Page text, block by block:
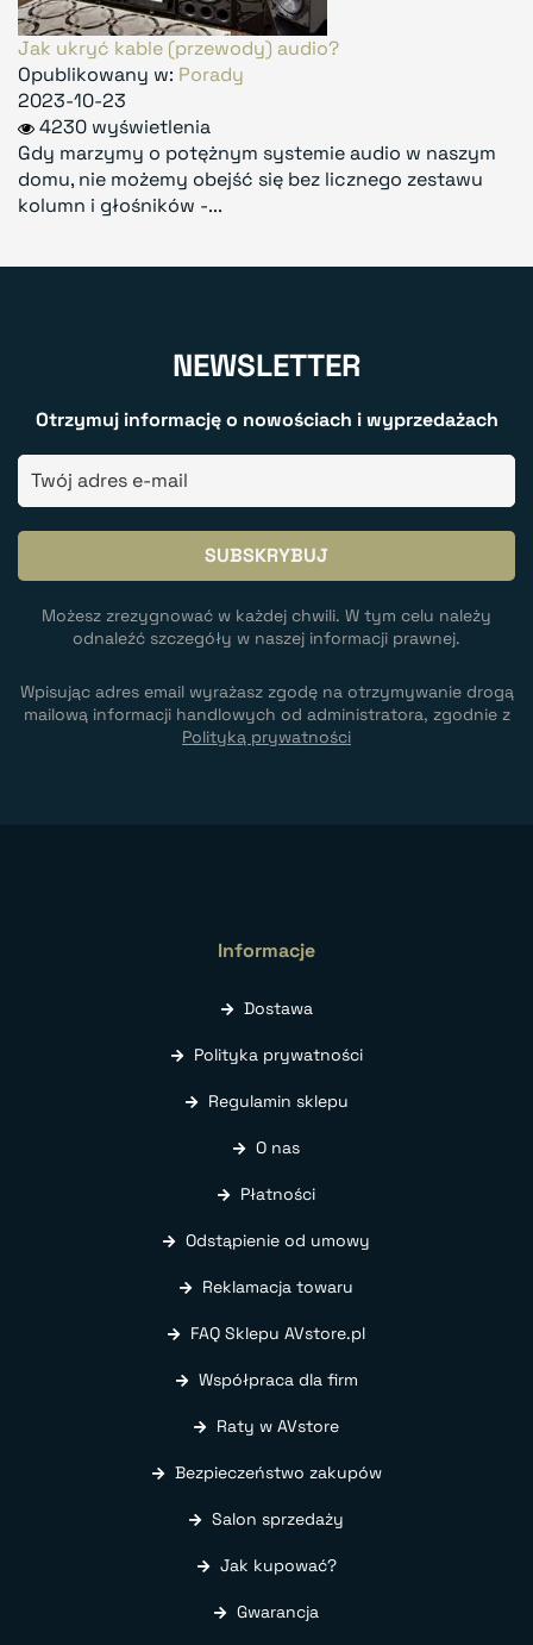
Jak ukryć kable (przewody) audio?
Opublikowany w: Porady
2023-10-23
4230 wyświetlenia
Gdy marzymy o potężnym systemie audio w naszym
domu, nie możemy obejść się bez licznego zestawu
kolumn i głośników -...
NEWSLETTER
Otrzymuj informację o nowościach i wyprzedażach
Możesz zrezygnować w każdej chwili. W tym celu należy
odnaleźć szczegóły w naszej informacji prawnej.
Wpisując adres email wyrażasz zgodę na otrzymywanie drogą
mailową informacji handlowych od administratora, zgodnie z
Polityką prywatności
Informacje
Dostawa
Polityka prywatności
Regulamin sklepu
O nas
Płatności
Odstąpienie od umowy
Reklamacja towaru
FAQ Sklepu AVstore.pl
Współpraca dla firm
Raty w AVstore
Bezpieczeństwo zakupów
Salon sprzedaży
Jak kupować?
Gwarancja